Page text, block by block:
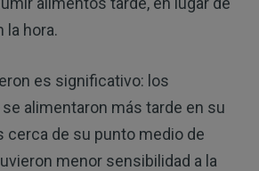
la hora.
es significativo: los
alimentaron más tarde en su
cerca de su punto medio de
menor sensibilidad a la